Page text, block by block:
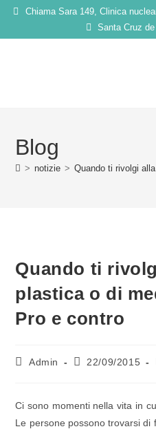
Chiama Sara 149, Clinica
Santa Cruz
Blog
> notizie > Quando ti rivolgi
Quando ti
plastica o di
Pro e contro
Admin 22/09/2015
Ci sono momenti nella vita in
Le persone possono trovarsi di